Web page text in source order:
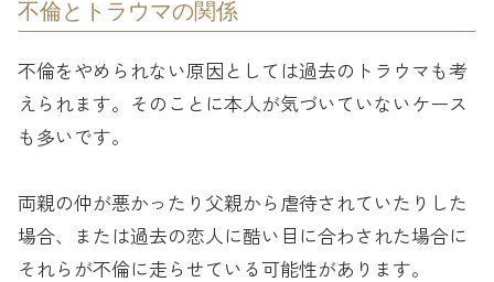
不倫とトラウマの関係
不倫をやめられない原因としては過去のトラウマも考
えられます。そのことに本人が気づいていないケース
も多いです。
両親の仲が悪かったり父親から虐待されていたりした
場合、または過去の恋人に酷い目に合わされた場合に
それらが不倫に走らせている可能性があります。